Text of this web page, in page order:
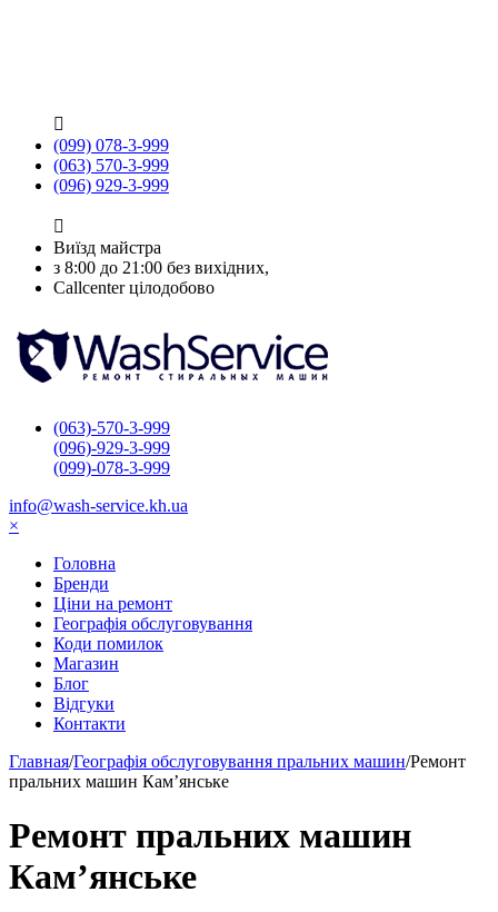

(099) 078-3-999
(063) 570-3-999
(096) 929-3-999

Виїзд майстра
з 8:00 до 21:00 без вихідних,
Callcenter цілодобово
(063)-570-3-999
(096)-929-3-999
(099)-078-3-999
info@wash-service.kh.ua
×
Головна
Бренди
Ціни на ремонт
Географія обслуговування
Коди помилок
Магазин
Блог
Відгуки
Контакти
Главная/Географія обслуговування пральних машин/Ремонт
пральних машин Кам’янське
Ремонт пральних машин
Кам’янське